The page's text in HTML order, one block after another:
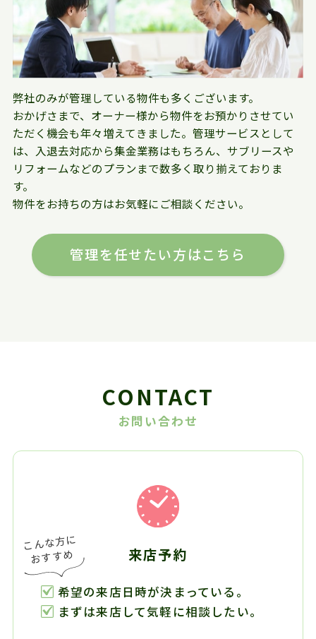
弊社のみが管理している物件も多くございます。
おかげさまで、オーナー様から物件をお預かりさせてい
ただく機会も年々増えてきました。管理サービスとして
は、入退去対応から集金業務はもちろん、サブリースや
リフォームなどのプランまで数多く取り揃えておりま
す。
物件をお持ちの方はお気軽にご相談ください。
管理を任せたい方はこちら
CONTACT
お問い合わせ
来店予約
希望の来店日時が決まっている。
まずは来店して気軽に相談したい。